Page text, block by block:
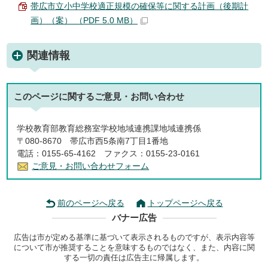
帯広市立小中学校適正規模の確保等に関する計画（後期計
画）（案） （PDF 5.0 MB）
関連情報
このページに関するご意見・お問い合わせ
学校教育部教育総務室学校地域連携課地域連携係
〒080-8670 帯広市西5条南7丁目1番地
電話：0155-65-4162 ファクス：0155-23-0161
ご意見・お問い合わせフォーム
前のページへ戻る トップページへ戻る
バナー広告
広告は市が定める基準に基づいて表示されるものですが、表示内容等
について市が推奨することを意味するものではなく、また、内容に関
する一切の責任は広告主に帰属します。